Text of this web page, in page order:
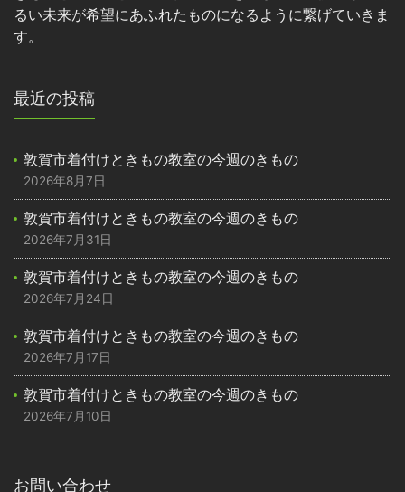
るい未来が希望にあふれたものになるように繋げていきま
す。
最近の投稿
敦賀市着付けときもの教室の今週のきもの
2026年8月7日
敦賀市着付けときもの教室の今週のきもの
2026年7月31日
敦賀市着付けときもの教室の今週のきもの
2026年7月24日
敦賀市着付けときもの教室の今週のきもの
2026年7月17日
敦賀市着付けときもの教室の今週のきもの
2026年7月10日
お問い合わせ